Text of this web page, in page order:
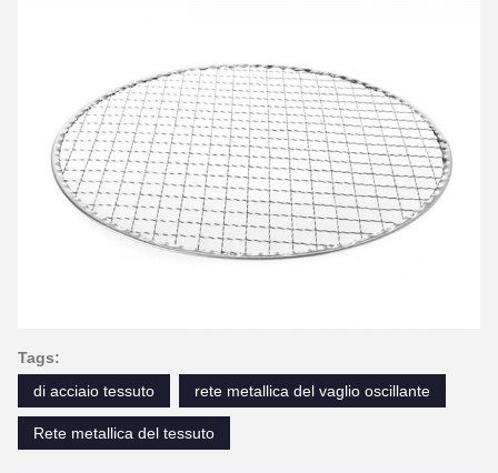
Tags:
di acciaio tessuto
rete metallica del vaglio oscillante
Rete metallica del tessuto